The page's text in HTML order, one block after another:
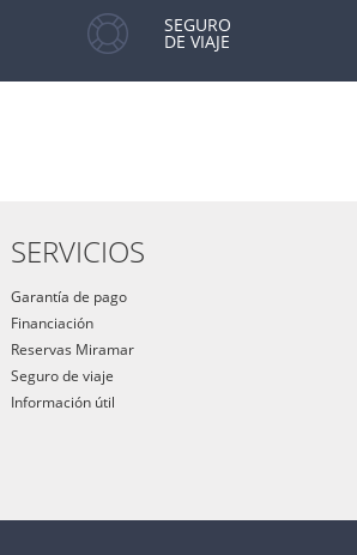
SEGURO
DE VIAJE
SERVICIOS
Garantía de pago
Financiación
Reservas Miramar
Seguro de viaje
Información útil